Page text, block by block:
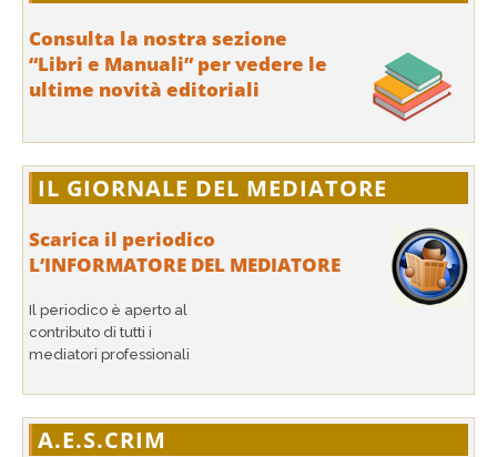
Consulta la nostra sezione
“Libri e Manuali” per vedere le
ultime novità editoriali
IL GIORNALE DEL MEDIATORE
Scarica il periodico
L’INFORMATORE DEL MEDIATORE
Il periodico è aperto al
contributo di tutti i
mediatori professionali
A.E.S.CRIM